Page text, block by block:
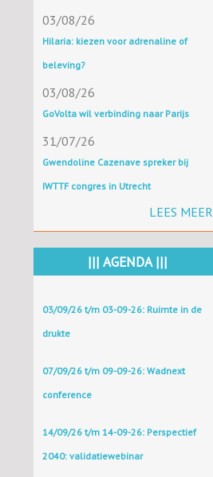
03/08/26
Hilaria: kiezen voor adrenaline of
beleving?
03/08/26
GoVolta wil verbinding naar Parijs
31/07/26
Gwendoline Cazenave spreker bij
IWTTF congres in Utrecht
LEES MEER
||| AGENDA |||
03/09/26 t/m 03-09-26: Ruimte in de
drukte
07/09/26 t/m 09-09-26: Wadnext
conference
14/09/26 t/m 14-09-26: Perspectief
2040: validatiewebinar